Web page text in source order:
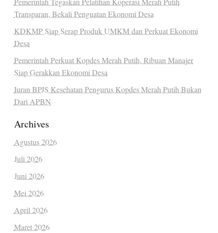
Transparan, Bekali Penguatan Ekonomi Desa
KDKMP Siap Serap Produk UMKM dan Perkuat Ekonomi
Desa
Pemerintah Perkuat Kopdes Merah Putih, Ribuan Manajer
Siap Gerakkan Ekonomi Desa
Iuran BPJS Kesehatan Pengurus Kopdes Merah Putih Bukan
Dari APBN
Archives
Agustus 2026
Juli 2026
Juni 2026
Mei 2026
April 2026
Maret 2026